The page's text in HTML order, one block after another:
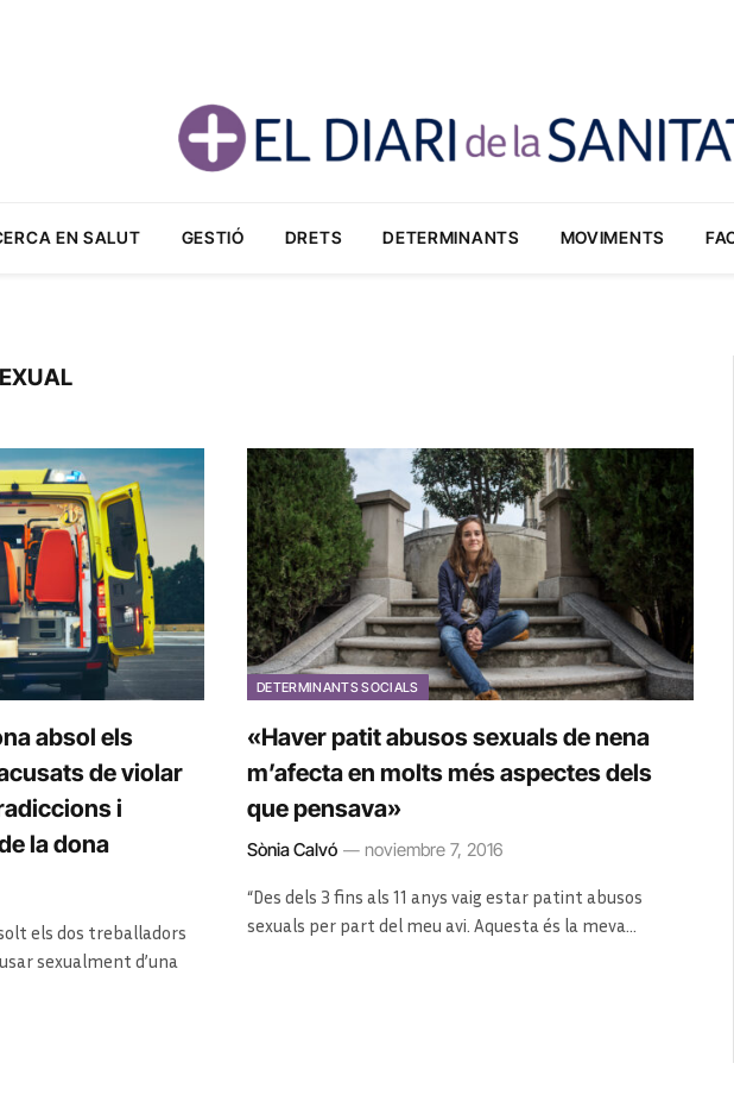
EN SALUT GESTIÓ DRETS DETERMINANTS MOVIMENTS
absol els
de violar
i
la dona
els dos treballadors
sexualment d’una
DETERMINANTS SOCIALS
«Haver patit abusos sexuals de nena
m’afecta en molts més aspectes dels
que pensava»
Sònia Calvó noviembre 7, 2016
“Des dels 3 fins als 11 anys vaig estar patint abusos
sexuals per part del meu avi. Aquesta és la meva…